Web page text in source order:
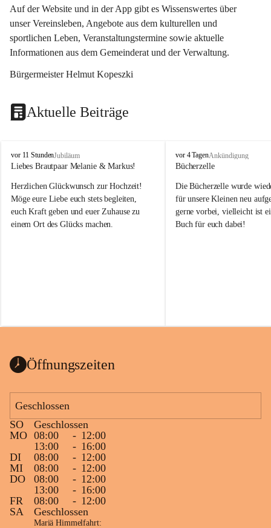
Auf der Website und in der App gibt es Wissenswertes über
unser Vereinsleben, Angebote aus dem kulturellen und
sportlichen Leben, Veranstaltungstermine sowie aktuelle
Informationen aus dem Gemeinderat und der Verwaltung.
Bürgermeister Helmut Kopeszki
Aktuelle Beiträge
T
o
a
j
vor 11 StundenJubiläum
Liebes Brautpaar Melanie & Markus!
Herzlichen Glückwunsch zur Hochzeit!
Möge eure Liebe euch stets begleiten,
euch Kraft geben und euer Zuhause zu
einem Ort des Glücks machen.
T
o
a
j
vor 4 TagenAnkündigung
Bücherzelle
Die Bücherzelle wurde
für unsere Kleinen neu
gerne vorbei, vielleicht ist
Buch für euch dabei!
Wanduhr (!) benutzt und
Öffnungszeiten
Geschlossen
SO
Geschlossen
MO 08:00 - 12:00
13:00
- 16:00
DI
08:00 - 12:00
MI
08:00 - 12:00
DO
08:00 - 12:00
13:00
- 16:00
FR
08:00 - 12:00
SA
Geschlossen
Mariä Himmelfahrt: